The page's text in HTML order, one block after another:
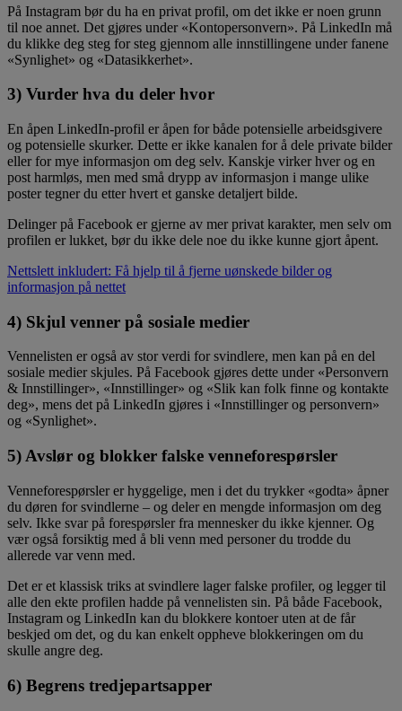
På Instagram bør du ha en privat profil, om det ikke er noen grunn
til noe annet. Det gjøres under «Kontopersonvern». På LinkedIn må
du klikke deg steg for steg gjennom alle innstillingene under fanene
«Synlighet» og «Datasikkerhet».
3) Vurder hva du deler hvor
En åpen LinkedIn-profil er åpen for både potensielle arbeidsgivere
og potensielle skurker. Dette er ikke kanalen for å dele private bilder
eller for mye informasjon om deg selv. Kanskje virker hver og en
post harmløs, men med små drypp av informasjon i mange ulike
poster tegner du etter hvert et ganske detaljert bilde.
Delinger på Facebook er gjerne av mer privat karakter, men selv om
profilen er lukket, bør du ikke dele noe du ikke kunne gjort åpent.
Nettslett inkludert: Få hjelp til å fjerne uønskede bilder og
informasjon på nettet
4) Skjul venner på sosiale medier
Vennelisten er også av stor verdi for svindlere, men kan på en del
sosiale medier skjules. På Facebook gjøres dette under «Personvern
& Innstillinger», «Innstillinger» og «Slik kan folk finne og kontakte
deg», mens det på LinkedIn gjøres i «Innstillinger og personvern»
og «Synlighet».
5) Avslør og blokker falske venneforespørsler
Venneforespørsler er hyggelige, men i det du trykker «godta» åpner
du døren for svindlerne – og deler en mengde informasjon om deg
selv. Ikke svar på forespørsler fra mennesker du ikke kjenner. Og
vær også forsiktig med å bli venn med personer du trodde du
allerede var venn med.
Det er et klassisk triks at svindlere lager falske profiler, og legger til
alle den ekte profilen hadde på vennelisten sin. På både Facebook,
Instagram og LinkedIn kan du blokkere kontoer uten at de får
beskjed om det, og du kan enkelt oppheve blokkeringen om du
skulle angre deg.
6) Begrens tredjepartsapper